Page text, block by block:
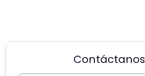
Contáctanos